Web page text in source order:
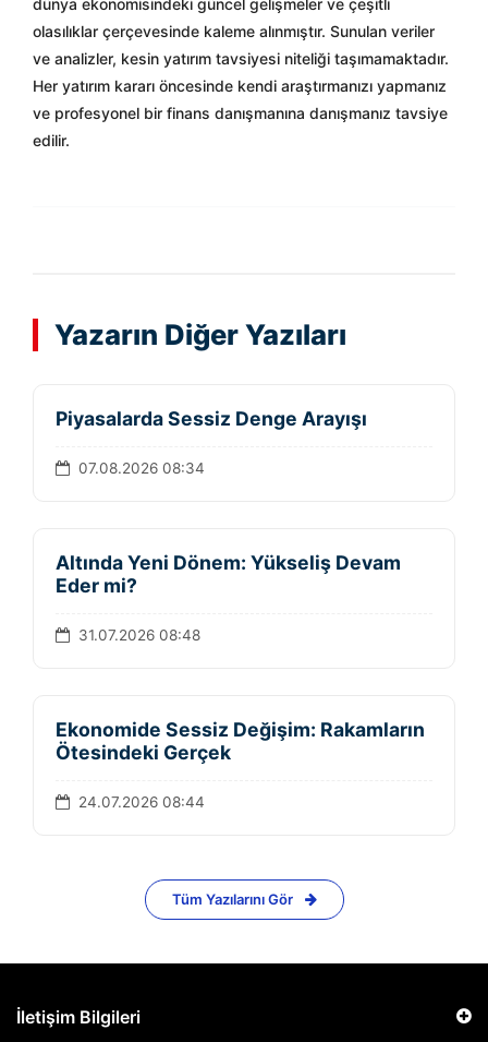
dünya ekonomisindeki güncel gelişmeler ve çeşitli
olasılıklar çerçevesinde kaleme alınmıştır. Sunulan veriler
ve analizler, kesin yatırım tavsiyesi niteliği taşımamaktadır.
Her yatırım kararı öncesinde kendi araştırmanızı yapmanız
ve profesyonel bir finans danışmanına danışmanız tavsiye
edilir.
Yazarın Diğer Yazıları
Piyasalarda Sessiz Denge Arayışı
07.08.2026 08:34
Altında Yeni Dönem: Yükseliş Devam
Eder mi?
31.07.2026 08:48
Ekonomide Sessiz Değişim: Rakamların
Ötesindeki Gerçek
24.07.2026 08:44
Tüm Yazılarını Gör
İletişim Bilgileri